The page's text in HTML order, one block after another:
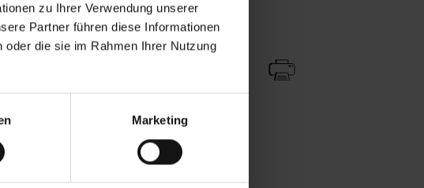
zu Ihrer Verwendung unserer
Partner führen diese Informationen
die sie im Rahmen Ihrer Nutzung
Marketing
FAQ Zu Favoriten Teilen!